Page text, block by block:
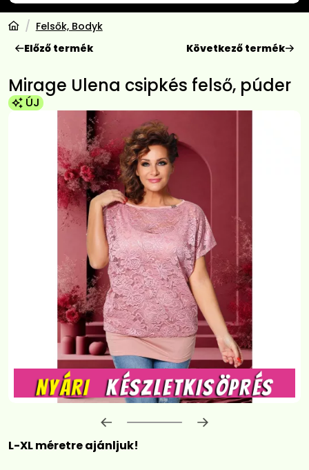
Felsők, Bodyk
Előző termék
Következő termék
Mirage Ulena csipkés felső, púder
ÚJ
Előrehaladás:
L-XL méretre ajánljuk!